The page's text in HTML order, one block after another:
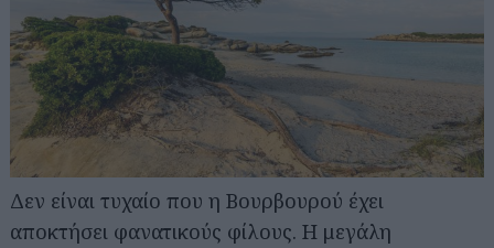
Δεν είναι τυχαίο που η Βουρβουρού έχει
αποκτήσει φανατικούς φίλους. Η μεγάλη